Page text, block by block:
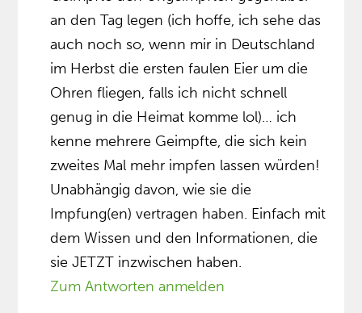
an den Tag legen (ich hoffe, ich sehe das
auch noch so, wenn mir in Deutschland
im Herbst die ersten faulen Eier um die
Ohren fliegen, falls ich nicht schnell
genug in die Heimat komme lol)… ich
kenne mehrere Geimpfte, die sich kein
zweites Mal mehr impfen lassen würden!
Unabhängig davon, wie sie die
Impfung(en) vertragen haben. Einfach mit
dem Wissen und den Informationen, die
sie JETZT inzwischen haben.
Zum Antworten anmelden